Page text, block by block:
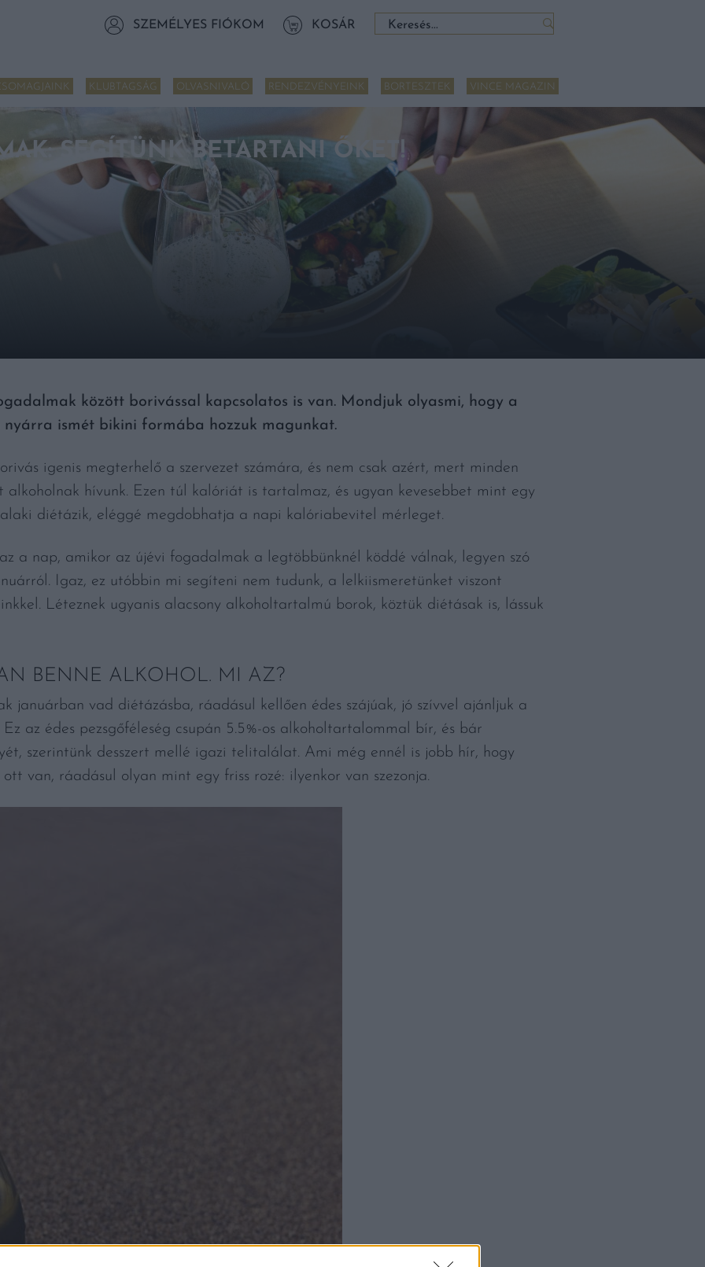
SZEMÉLYES FIÓKOM KOSÁR Keresés:
KLUBTAGSÁG OLVASNIVALÓ RENDEZVÉNYEINK BORTESZTEK VINCE MAGAZIN
SEGÍTÜNK BETARTANI ŐKET!
között borivással kapcsolatos is van. Mondjuk olyasmi, hogy a
nyárra ismét bikini formába hozzuk magunkat.
igenis megterhelő a szervezet számára, és nem csak azért, mert minden
alkoholnak hívunk. Ezen túl kalóriát is tartalmaz, és ugyan kevesebbet mint egy
diétázik, eléggé megdobhatja a napi kalóriabevitel mérleget.
a nap, amikor az újévi fogadalmak a legtöbbünknél köddé válnak, legyen szó
Igaz, ez utóbbin mi segíteni nem tudunk, a lelkiismeretünket viszont
Léteznek ugyanis alacsony alkoholtartalmú borok, köztük diétásak is, lássuk
BENNE ALKOHOL. MI AZ?
januárban vad diétázásba, ráadásul kellően édes szájúak, jó szívvel ajánljuk a
Ez az édes pezsgőféleség csupán 5.5%-os alkoholtartalommal bír, és bár
szerintünk desszert mellé igazi telitalálat. Ami még ennél is jobb hír, hogy
van, ráadásul olyan mint egy friss rozé: ilyenkor van szezonja.